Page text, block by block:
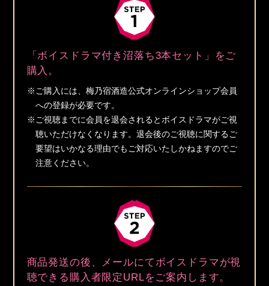
「ボイスドラマ付き沼落ち3本セット」​をご
購入。
※ご購入には、梅乃宿酒造公式オンラインショップ会員
への登録が必要です。
※ご視聴までに会員を退会されるとボイスドラマがご視
聴いただけなくなります。退会後のご視聴に関するご
要望はいかなる理由でもご対応いたしかねますのでご
注意ください。
商品発送の後、メールにてボイスドラマが視
聴できる購入者限定URLをご案内します。